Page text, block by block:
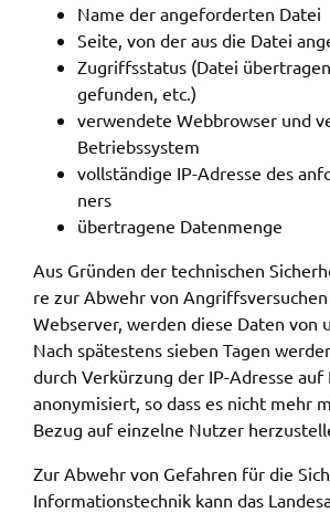
Name der ange­for­der­ten Datei
Seite, von der aus die Datei
Zugriffs­sta­tus (Datei
gefun­den, etc.)
verwen­de­te Webbrow­ser und
Betriebs­sys­tem
voll­stän­di­ge IP-Adres­se des
ners
über­tra­ge­ne Daten­men­ge
Aus Grün­den der tech­ni­schen
re zur Abwehr von
Webser­ver, werden diese Daten von
Nach spätes­tens sieben Tagen
durch Verkür­zung der IP-Adres­se auf
anony­mi­siert, so dass es nicht mehr
Bezug auf einzel­ne Nutzer
Zur Abwehr von Gefah­ren für die
Infor­ma­ti­ons­tech­nik kann das